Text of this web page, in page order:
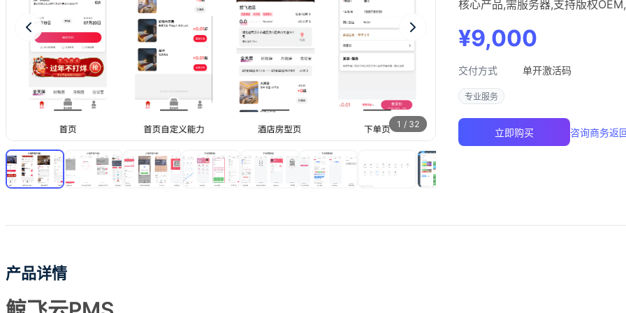
1 / 32
核心产品,需服务器,支持版权
¥9,000
交付方式 单开激活码
专业服务
立即购买 咨询商务返
产品详情